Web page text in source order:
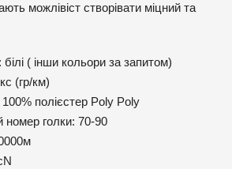
можлівіст створівати міцний та
( інши кольори за запитом)
(гр/км)
полієстер Poly Poly
номер голки: 70-90